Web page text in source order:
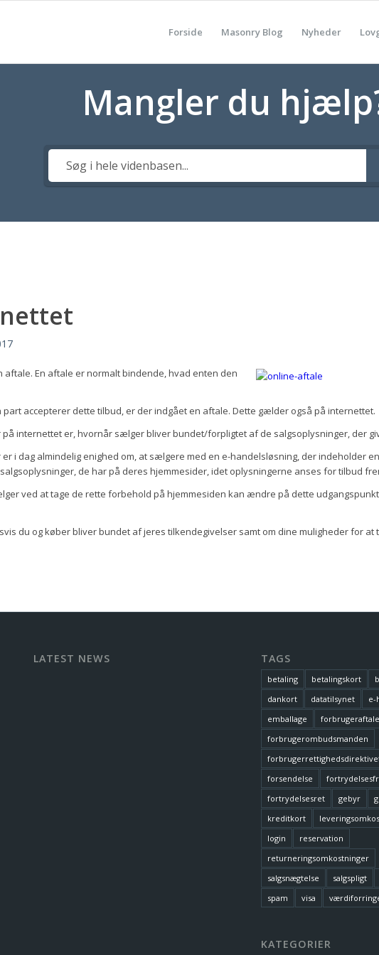
Forside Masonry Blog Nyheder
Mangler du
En aftale er normalt bindende, hvad enten den
accepterer dette tilbud, er der indgået en aftale. Dette gælder også på internettet.
internettet er, hvornår sælger bliver bundet/forpligtet af de salgsoplysninger, der
i dag almindelig enighed om, at sælgere med en e-handelsløsning, der indeholder
de har på deres hjemmesider, idet oplysningerne anses for tilbud
ved at tage de rette forbehold på hjemmesiden kan ændre på dette
du og køber bliver bundet af jeres tilkendegivelser samt om dine muligheder for at
LATEST NEWS TAGS
betaling betalingskort
dankort
datatilsynet
e-
emballage
forbrugerombudsmanden
forsendelse
fortrydelsesret
gebyr
kreditkort
login
reservation
returneringsomkostninger
salgsnægtelse
salgspligt
spam
visa
KATEGORIER